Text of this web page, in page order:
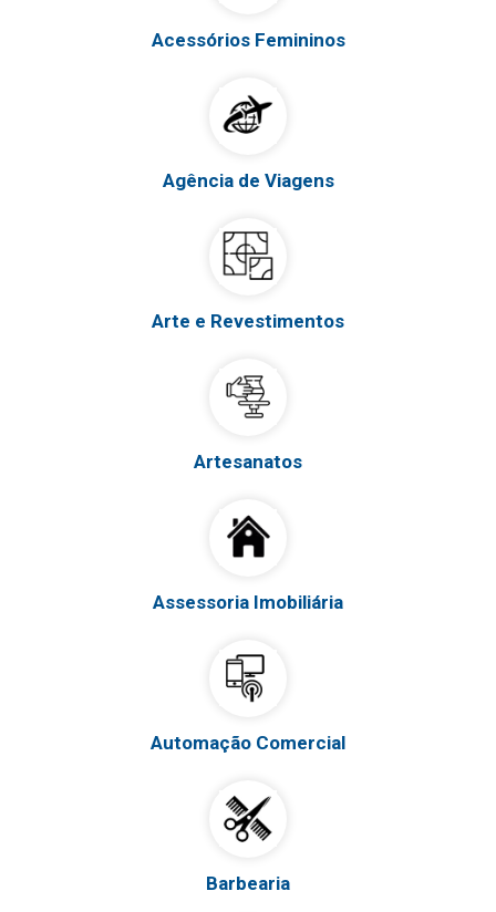
Acessórios Femininos
Agência de Viagens
Arte e Revestimentos
Artesanatos
Assessoria Imobiliária
Automação Comercial
Barbearia